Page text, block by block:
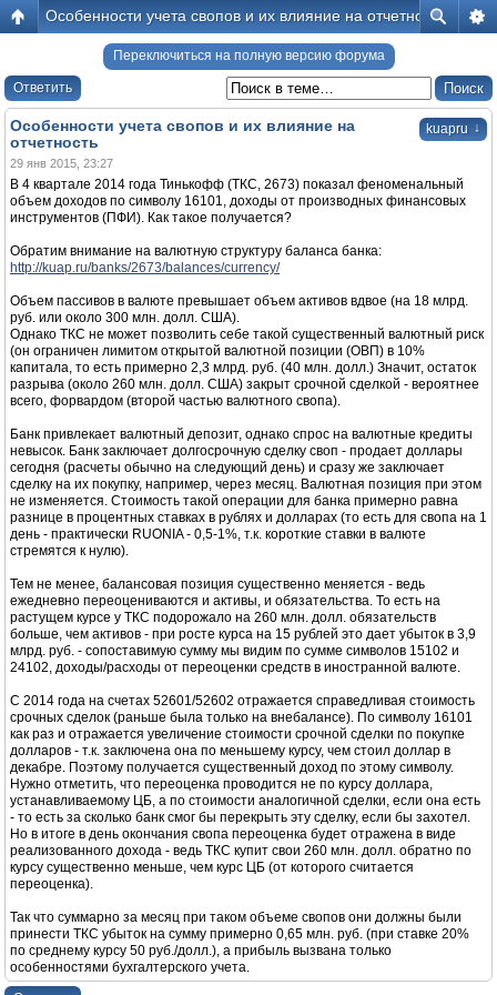
Особенности учета свопов и их влияние на отчетность
Переключиться на полную версию форума
Ответить
kuapru ↓
Особенности учета свопов и их влияние на
отчетность
29 янв 2015, 23:27
В 4 квартале 2014 года Тинькофф (ТКС, 2673) показал феноменальный
объем доходов по символу 16101, доходы от производных финансовых
инструментов (ПФИ). Как такое получается?
Обратим внимание на валютную структуру баланса банка:
http://kuap.ru/banks/2673/balances/currency/
Объем пассивов в валюте превышает объем активов вдвое (на 18 млрд.
руб. или около 300 млн. долл. США).
Однако ТКС не может позволить себе такой существенный валютный риск
(он ограничен лимитом открытой валютной позиции (ОВП) в 10%
капитала, то есть примерно 2,3 млрд. руб. (40 млн. долл.) Значит, остаток
разрыва (около 260 млн. долл. США) закрыт срочной сделкой - вероятнее
всего, форвардом (второй частью валютного свопа).
Банк привлекает валютный депозит, однако спрос на валютные кредиты
невысок. Банк заключает долгосрочную сделку своп - продает доллары
сегодня (расчеты обычно на следующий день) и сразу же заключает
сделку на их покупку, например, через месяц. Валютная позиция при этом
не изменяется. Стоимость такой операции для банка примерно равна
разнице в процентных ставках в рублях и долларах (то есть для свопа на 1
день - практически RUONIA - 0,5-1%, т.к. короткие ставки в валюте
стремятся к нулю).
Тем не менее, балансовая позиция существенно меняется - ведь
ежедневно переоцениваются и активы, и обязательства. То есть на
растущем курсе у ТКС подорожало на 260 млн. долл. обязательств
больше, чем активов - при росте курса на 15 рублей это дает убыток в 3,9
млрд. руб. - сопоставимую сумму мы видим по сумме символов 15102 и
24102, доходы/расходы от переоценки средств в иностранной валюте.
С 2014 года на счетах 52601/52602 отражается справедливая стоимость
срочных сделок (раньше была только на внебалансе). По символу 16101
как раз и отражается увеличение стоимости срочной сделки по покупке
долларов - т.к. заключена она по меньшему курсу, чем стоил доллар в
декабре. Поэтому получается существенный доход по этому символу.
Нужно отметить, что переоценка проводится не по курсу доллара,
устанавливаемому ЦБ, а по стоимости аналогичной сделки, если она есть
- то есть за сколько банк смог бы перекрыть эту сделку, если бы захотел.
Но в итоге в день окончания свопа переоценка будет отражена в виде
реализованного дохода - ведь ТКС купит свои 260 млн. долл. обратно по
курсу существенно меньше, чем курс ЦБ (от которого считается
переоценка).
Так что суммарно за месяц при таком объеме свопов они должны были
принести ТКС убыток на сумму примерно 0,65 млн. руб. (при ставке 20%
по среднему курсу 50 руб./долл.), а прибыль вызвана только
особенностями бухгалтерского учета.